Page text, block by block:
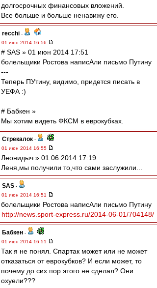
долгосрочных финансовых вложений.
Все больше и больше ненавижу его.
recchi -
01 июн 2014 16:56
# SAS » 01 июн 2014 17:51
болельщики Ростова написАли письмо Путину
---
Теперь ПУтину, видимо, придется писать в
УЕФА :)
# Бабкен »
Мы хотим видеть ФКСМ в еврокубках.
Стрекалок -
01 июн 2014 16:55
Леонидыч » 01.06.2014 17:19
Леня,мы получили то,что сами заслужили...
SAS -
01 июн 2014 16:51
болельщики Ростова написАли письмо Путину
http://news.sport-express.ru/2014-06-01/704148/
Бабкен -
01 июн 2014 16:51
Так я не понял. Спартак может или не может
отказаться от еврокубков? И если может, то
почему до сих пор этого не сделал? Они
охуели???